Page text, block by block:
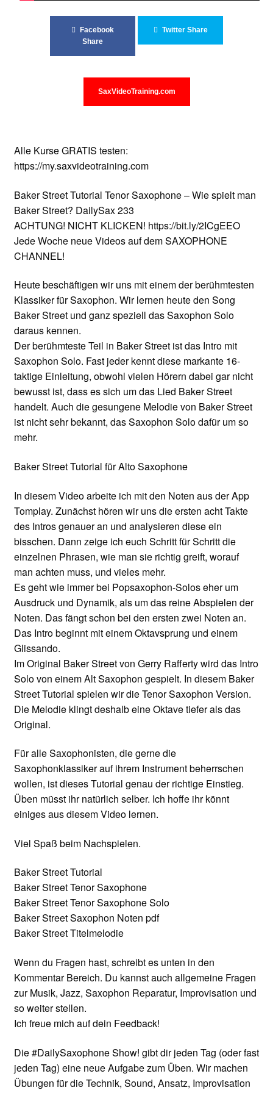
Facebook
Share
Twitter Share
SaxVideoTraining.com
Alle Kurse GRATIS testen:
https://my.saxvideotraining.com
Baker Street Tutorial Tenor Saxophone – Wie spielt man
Baker Street? DailySax 233
ACHTUNG! NICHT KLICKEN! https://bit.ly/2ICgEEO
Jede Woche neue Videos auf dem SAXOPHONE
CHANNEL!
Heute beschäftigen wir uns mit einem der berühmtesten
Klassiker für Saxophon. Wir lernen heute den Song
Baker Street und ganz speziell das Saxophon Solo
daraus kennen.
Der berühmteste Teil in Baker Street ist das Intro mit
Saxophon Solo. Fast jeder kennt diese markante 16-
taktige Einleitung, obwohl vielen Hörern dabei gar nicht
bewusst ist, dass es sich um das Lied Baker Street
handelt. Auch die gesungene Melodie von Baker Street
ist nicht sehr bekannt, das Saxophon Solo dafür um so
mehr.
Baker Street Tutorial für Alto Saxophone
In diesem Video arbeite ich mit den Noten aus der App
Tomplay. Zunächst hören wir uns die ersten acht Takte
des Intros genauer an und analysieren diese ein
bisschen. Dann zeige ich euch Schritt für Schritt die
einzelnen Phrasen, wie man sie richtig greift, worauf
man achten muss, und vieles mehr.
Es geht wie immer bei Popsaxophon-Solos eher um
Ausdruck und Dynamik, als um das reine Abspielen der
Noten. Das fängt schon bei den ersten zwei Noten an.
Das Intro beginnt mit einem Oktavsprung und einem
Glissando.
Im Original Baker Street von Gerry Rafferty wird das Intro
Solo von einem Alt Saxophon gespielt. In diesem Baker
Street Tutorial spielen wir die Tenor Saxophon Version.
Die Melodie klingt deshalb eine Oktave tiefer als das
Original.
Für alle Saxophonisten, die gerne die
Saxophonklassiker auf ihrem Instrument beherrschen
wollen, ist dieses Tutorial genau der richtige Einstieg.
Üben müsst ihr natürlich selber. Ich hoffe ihr könnt
einiges aus diesem Video lernen.
Viel Spaß beim Nachspielen.
Baker Street Tutorial
Baker Street Tenor Saxophone
Baker Street Tenor Saxophone Solo
Baker Street Saxophon Noten pdf
Baker Street Titelmelodie
Wenn du Fragen hast, schreibt es unten in den
Kommentar Bereich. Du kannst auch allgemeine Fragen
zur Musik, Jazz, Saxophon Reparatur, Improvisation und
so weiter stellen.
Ich freue mich auf dein Feedback!
Die #DailySaxophone Show! gibt dir jeden Tag (oder fast
jeden Tag) eine neue Aufgabe zum Üben. Wir machen
Übungen für die Technik, Sound, Ansatz, Improvisation